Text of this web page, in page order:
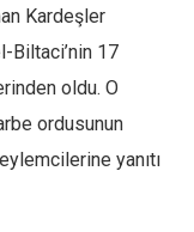
Kardeşler
Biltaci’nin 17
oldu. O
ordusunun
yanıtı